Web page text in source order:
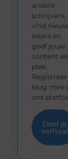
andere
schrijvers,
vind
lezers en
geef jouw
content
plek.
blog mee
ons
Deel je
verhaal